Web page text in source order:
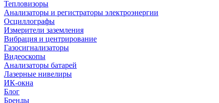
Тепловизоры
Анализаторы и регистраторы электроэнергии
Осциллографы
Измерители заземления
Вибрация и центрирование
Газосигнализаторы
Видеоскопы
Анализаторы батарей
Лазерные нивелиры
ИК-окна
Блог
Бренды